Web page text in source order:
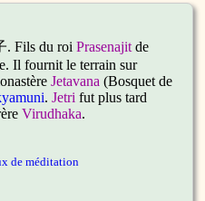
.Fils du roiPrasenajit de
Il fournit le terrain sur
Jetavana (Bosquet de
.Jetri fut plus tard
Virudhaka.
de méditation